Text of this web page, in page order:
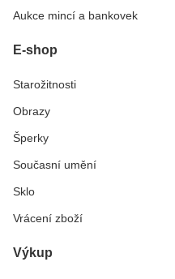
Aukce mincí a bankovek
E-shop
Starožitnosti
Obrazy
Šperky
Současní umění
Sklo
Vrácení zboží
Výkup